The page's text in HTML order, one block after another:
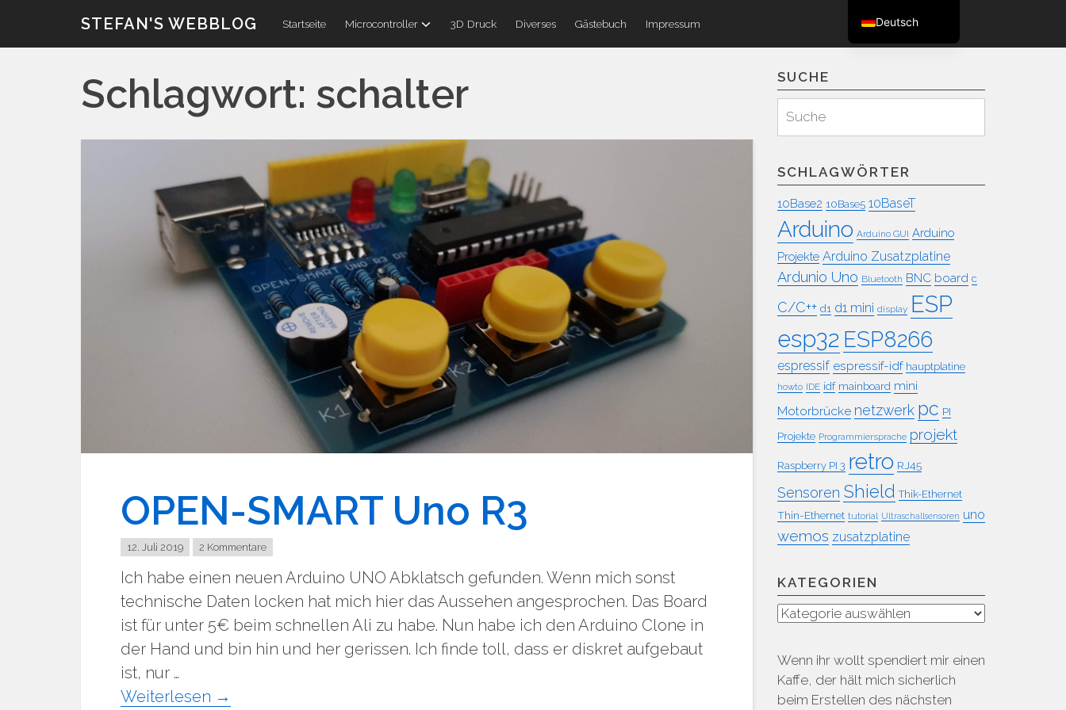
STEFAN'S WEBBLOG Startseite Microcontroller 3D Druck Diverses Gästebuch Impressum
Schlagwort: schalter
OPEN-SMART Uno R3
12. Juli 2019 2 Kommentare
Ich habe einen neuen Arduino UNO Abklatsch gefunden. Wenn mich sonst
technische Daten locken hat mich hier das Aussehen angesprochen. Das Board
ist für unter 5€ beim schnellen Ali zu habe. Nun habe ich den Arduino Clone in
der Hand und bin hin und her gerissen. Ich finde toll, dass er diskret aufgebaut
ist, nur …
Weiterlesen →
SUCHE
für:
Suchen
SCHLAGWÖRTER
10Base2 10Base5 10BaseT
Arduino Arduino GUI Arduino
Projekte Arduino Zusatzplatine
Ardunio Uno Bluetooth BNC board c
C/C++ d1 d1 mini display ESP
esp32 ESP8266
espressif espressif-idf hauptplatine
howto IDE idf mainboard mini
Motorbrücke netzwerk pc PI
Projekte Programmiersprache projekt
Raspberry PI 3 retro RJ45
Sensoren Shield Thik-Ethernet
Thin-Ethernet tutorial Ultraschallsensoren uno
wemos zusatzplatine
KATEGORIEN
Kategorien
Wenn ihr wollt spendiert mir einen
Kaffe, der hält mich sicherlich
beim Erstellen des nächsten
Deutsch
English (UK)